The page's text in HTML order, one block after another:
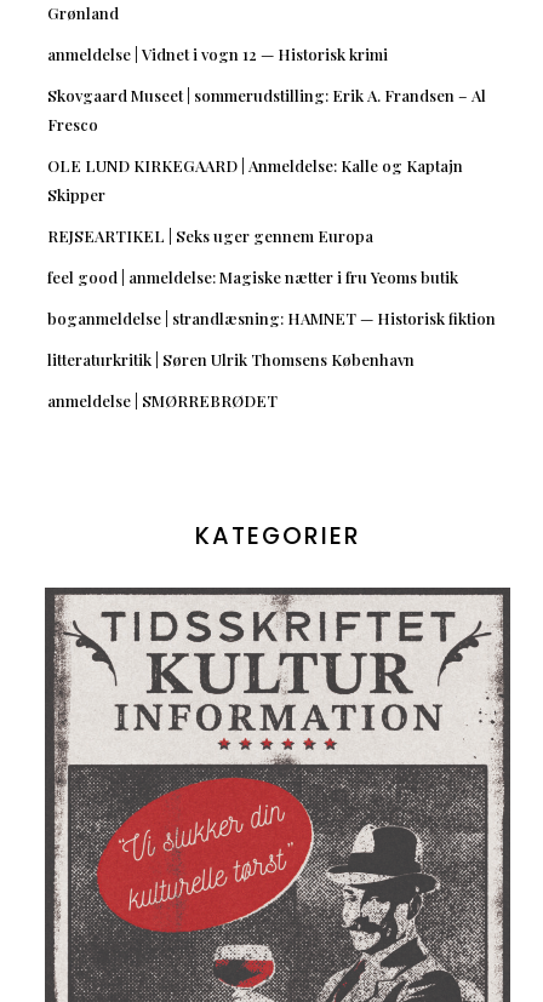
Grønland
anmeldelse | Vidnet i vogn 12 — Historisk krimi
Skovgaard Museet | sommerudstilling: Erik A. Frandsen – Al
Fresco
OLE LUND KIRKEGAARD | Anmeldelse: Kalle og Kaptajn
Skipper
REJSEARTIKEL | Seks uger gennem Europa
feel good | anmeldelse: Magiske nætter i fru Yeoms butik
boganmeldelse | strandlæsning: HAMNET — Historisk fiktion
litteraturkritik | Søren Ulrik Thomsens København
anmeldelse | SMØRREBRØDET
KATEGORIER